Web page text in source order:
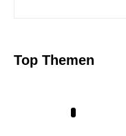
Top Themen